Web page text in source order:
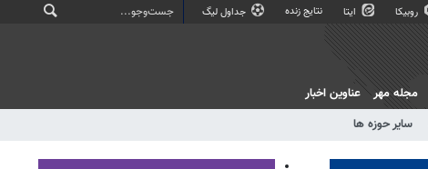
روبیکا ایتا نتایج زنده جداول لیگ
سایر حوزه ها
مجله مهر عناوین اخبار